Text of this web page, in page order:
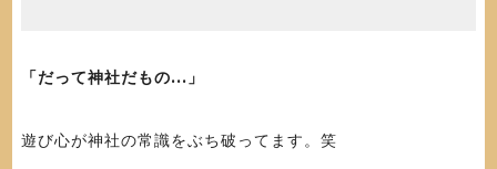
「だって神社だもの…」
遊び心が神社の常識をぶち破ってます。笑